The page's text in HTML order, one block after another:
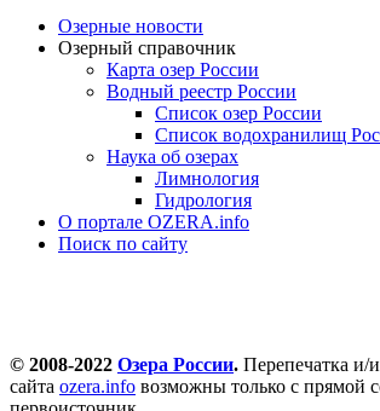
Озерные новости
Озерный справочник
Карта озер России
Водный реестр России
Список озер России
Список водохранилищ
Наука об озерах
Лимнология
Гидрология
О портале OZERA.info
Поиск по сайту
© 2008-2022 Озера России. Перепечатка и/
сайта ozera.info возможны только с прямой